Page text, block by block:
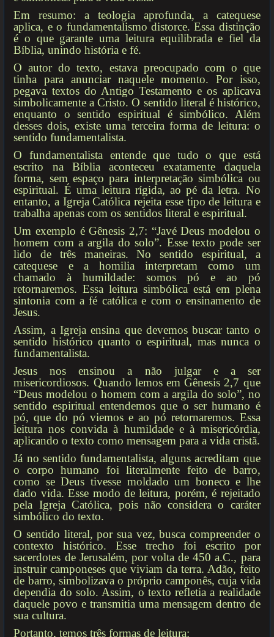
Em resumo: a teologia aprofunda, a catequese
aplica, e o fundamentalismo distorce. Essa distinção
é o que garante uma leitura equilibrada e fiel da
Bíblia, unindo história e fé.
O autor do texto, estava preocupado com o que
tinha para anunciar naquele momento. Por isso,
pegava textos do Antigo Testamento e os aplicava
simbolicamente a Cristo. O sentido literal é histórico,
enquanto o sentido espiritual é simbólico. Além
desses dois, existe uma terceira forma de leitura: o
sentido fundamentalista.
O fundamentalista entende que tudo o que está
escrito na Bíblia aconteceu exatamente daquela
forma, sem espaço para interpretação simbólica ou
espiritual. É uma leitura rígida, ao pé da letra. No
entanto, a Igreja Católica rejeita esse tipo de leitura e
trabalha apenas com os sentidos literal e espiritual.
Um exemplo é Gênesis 2,7: “Javé Deus modelou o
homem com a argila do solo”. Esse texto pode ser
lido de três maneiras. No sentido espiritual, a
catequese e a homilia interpretam como um
chamado à humildade: somos pó e ao pó
retornaremos. Essa leitura simbólica está em plena
sintonia com a fé católica e com o ensinamento de
Jesus.
Assim, a Igreja ensina que devemos buscar tanto o
sentido histórico quanto o espiritual, mas nunca o
fundamentalista.
Jesus nos ensinou a não julgar e a ser
misericordiosos. Quando lemos em Gênesis 2,7 que
“Deus modelou o homem com a argila do solo”, no
sentido espiritual entendemos que o ser humano é
pó, que do pó viemos e ao pó retornaremos. Essa
leitura nos convida à humildade e à misericórdia,
aplicando o texto como mensagem para a vida cristã.
Já no sentido fundamentalista, alguns acreditam que
o corpo humano foi literalmente feito de barro,
como se Deus tivesse moldado um boneco e lhe
dado vida. Esse modo de leitura, porém, é rejeitado
pela Igreja Católica, pois não considera o caráter
simbólico do texto.
O sentido literal, por sua vez, busca compreender o
contexto histórico. Esse trecho foi escrito por
sacerdotes de Jerusalém, por volta de 450 a.C., para
instruir camponeses que viviam da terra. Adão, feito
de barro, simbolizava o próprio camponês, cuja vida
dependia do solo. Assim, o texto refletia a realidade
daquele povo e transmitia uma mensagem dentro de
sua cultura.
Portanto, temos três formas de leitura: